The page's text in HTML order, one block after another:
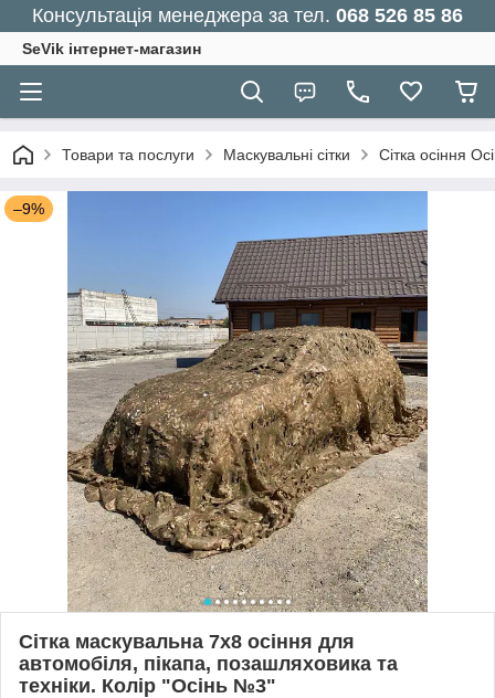
Консультація менеджера за тел. 068 526 85 86
SeVik інтернет-магазин
Товари та послуги Маскувальні сітки Сітка осіння
–9%
Сітка маскувальна 7х8 осіння для
автомобіля, пікапа, позашляховика та
техніки. Колір "Осінь №3"